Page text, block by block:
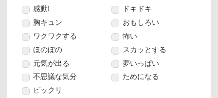
感動!
ドキドキ
胸キュン
おもしろい
ワクワクする
怖い
ほのぼの
スカッとする
元気が出る
夢いっぱい
不思議な気分
ためになる
ビックリ